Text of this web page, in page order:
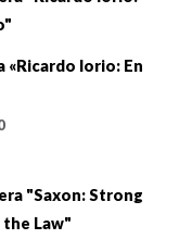
«Ricardo Iorio: En